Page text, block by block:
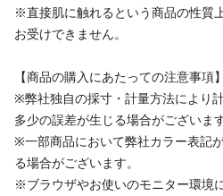
※直接肌に触れるという商品の性質
お受けできません。
【商品の購入にあたっての注意事項】
※弊社独自の採寸・計量方法により
多少の誤差が生じる場合がございます
※一部商品において弊社カラー表記
る場合がございます。
※ブラウザやお使いのモニター環境